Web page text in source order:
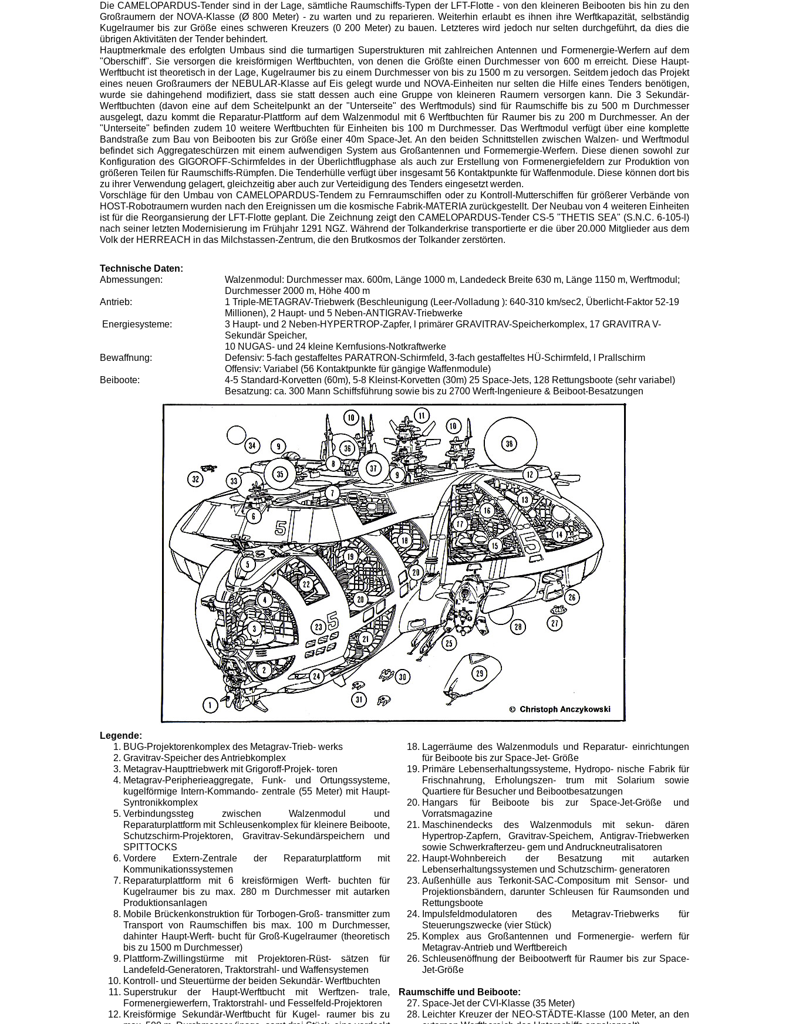
Die CAMELOPARDUS-Tender sind in der Lage, sämtliche Raumschiffs-Typen der LFT-Flotte - von den kleineren Beibooten bis hin zu den
Großraumern der NOVA-Klasse (Ø 800 Meter) - zu warten und zu reparieren. Weiterhin erlaubt es ihnen ihre Werftkapazität, selbständig
Kugelraumer bis zur Größe eines schweren Kreuzers (0 200 Meter) zu bauen. Letzteres wird jedoch nur selten durchgeführt, da dies die
übrigen Aktivitäten der Tender behindert.
Hauptmerkmale des erfolgten Umbaus sind die turmartigen Superstrukturen mit zahlreichen Antennen und Formenergie-Werfern auf dem
"Oberschiff". Sie versorgen die kreisförmigen Werftbuchten, von denen die Größte einen Durchmesser von 600 m erreicht. Diese Haupt-
Werftbucht ist theoretisch in der Lage, Kugelraumer bis zu einem Durchmesser von bis zu 1500 m zu versorgen. Seitdem jedoch das Projekt
eines neuen Großraumers der NEBULAR-Klasse auf Eis gelegt wurde und NOVA-Einheiten nur selten die Hilfe eines Tenders benötigen,
wurde sie dahingehend modifiziert, dass sie statt dessen auch eine Gruppe von kleineren Raumern versorgen kann. Die 3 Sekundär-
Werftbuchten (davon eine auf dem Scheitelpunkt an der "Unterseite" des Werftmoduls) sind für Raumschiffe bis zu 500 m Durchmesser
ausgelegt, dazu kommt die Reparatur-Plattform auf dem Walzenmodul mit 6 Werftbuchten für Raumer bis zu 200 m Durchmesser. An der
"Unterseite" befinden zudem 10 weitere Werftbuchten für Einheiten bis 100 m Durchmesser. Das Werftmodul verfügt über eine komplette
Bandstraße zum Bau von Beibooten bis zur Größe einer 40m Space-Jet. An den beiden Schnittstellen zwischen Walzen- und Werftmodul
befindet sich Aggregateschürzen mit einem aufwendigen System aus Großantennen und Formemergie-Werfern. Diese dienen sowohl zur
Konfiguration des GIGOROFF-Schirmfeldes in der Überlichtflugphase als auch zur Erstellung von Formenergiefeldern zur Produktion von
größeren Teilen für Raumschiffs-Rümpfen. Die Tenderhülle verfügt über insgesamt 56 Kontaktpunkte für Waffenmodule. Diese können dort bis
zu ihrer Verwendung gelagert, gleichzeitig aber auch zur Verteidigung des Tenders eingesetzt werden.
Vorschläge für den Umbau von CAMELOPARDUS-Tendem zu Fernraumschiffen oder zu Kontroll-Mutterschiffen für größerer Verbände von
HOST-Robotraumern wurden nach den Ereignissen um die kosmische Fabrik-MATERIA zurückgestellt. Der Neubau von 4 weiteren Einheiten
ist für die Reorgansierung der LFT-Flotte geplant. Die Zeichnung zeigt den CAMELOPARDUS-Tender CS-5 "THETIS SEA" (S.N.C. 6-105-l)
nach seiner letzten Modernisierung im Frühjahr 1291 NGZ. Während der Tolkanderkrise transportierte er die über 20.000 Mitglieder aus dem
Volk der HERREACH in das Milchstassen-Zentrum, die den Brutkosmos der Tolkander zerstörten.
Technische Daten:
Abmessungen:
Antrieb:
Energiesysteme:
Bewaffnung:
Beiboote:
Walzenmodul: Durchmesser max. 600m, Länge 1000 m, Landedeck Breite 630 m, Länge 1150 m, Werftmodul;
Durchmesser 2000 m, Höhe 400 m
1 Triple-METAGRAV-Triebwerk (Beschleunigung (Leer-/Volladung ): 640-310 km/sec2, Überlicht-Faktor 52-19
Millionen), 2 Haupt- und 5 Neben-ANTIGRAV-Triebwerke
3 Haupt- und 2 Neben-HYPERTROP-Zapfer, l primärer GRAVITRAV-Speicherkomplex, 17 GRAVITRA V-
Sekundär Speicher,
10 NUGAS- und 24 kleine Kernfusions-Notkraftwerke
Defensiv: 5-fach gestaffeltes PARATRON-Schirmfeld, 3-fach gestaffeltes HÜ-Schirmfeld, l Prallschirm
Offensiv: Variabel (56 Kontaktpunkte für gängige Waffenmodule)
4-5 Standard-Korvetten (60m), 5-8 Kleinst-Korvetten (30m) 25 Space-Jets, 128 Rettungsboote (sehr variabel)
Besatzung: ca. 300 Mann Schiffsführung sowie bis zu 2700 Werft-Ingenieure & Beiboot-Besatzungen
Legende:
BUG-Projektorenkomplex des Metagrav-Trieb- werks
Gravitrav-Speicher des Antriebkomplex
Metagrav-Haupttriebwerk mit Grigoroff-Projek- toren
Metagrav-Peripherieaggregate, Funk- und Ortungssysteme,
kugelförmige Intern-Kommando- zentrale (55 Meter) mit Haupt-
Syntronikkomplex
Verbindungssteg zwischen Walzenmodul und
Reparaturplattform mit Schleusenkomplex für kleinere Beiboote,
Schutzschirm-Projektoren, Gravitrav-Sekundärspeichern und
SPITTOCKS
Vordere Extern-Zentrale der Reparaturplattform mit
Kommunikationssystemen
Reparaturplattform mit 6 kreisförmigen Werft- buchten für
Kugelraumer bis zu max. 280 m Durchmesser mit autarken
Produktionsanlagen
Mobile Brückenkonstruktion für Torbogen-Groß- transmitter zum
Transport von Raumschiffen bis max. 100 m Durchmesser,
dahinter Haupt-Werft- bucht für Groß-Kugelraumer (theoretisch
bis zu 1500 m Durchmesser)
Plattform-Zwillingstürme mit Projektoren-Rüst- sätzen für
Landefeld-Generatoren, Traktorstrahl- und Waffensystemen
Kontroll- und Steuertürme der beiden Sekundär- Werftbuchten
Superstrukur der Haupt-Werftbucht mit Werftzen- trale,
Formenergiewerfern, Traktorstrahl- und Fesselfeld-Projektoren
Kreisförmige Sekundär-Werftbucht für Kugel- raumer bis zu
Lagerräume des Walzenmoduls und Reparatur- einrichtungen
für Beiboote bis zur Space-Jet- Größe
Primäre Lebenserhaltungssysteme, Hydropo- nische Fabrik für
Frischnahrung, Erholungszen- trum mit Solarium sowie
Quartiere für Besucher und Beibootbesatzungen
Hangars für Beiboote bis zur Space-Jet-Größe und
Vorratsmagazine
Maschinendecks des Walzenmoduls mit sekun- dären
Hypertrop-Zapfern, Gravitrav-Speichem, Antigrav-Triebwerken
sowie Schwerkrafterzeu- gem und Andruckneutralisatoren
Haupt-Wohnbereich der Besatzung mit autarken
Lebenserhaltungssystemen und Schutzschirm- generatoren
Außenhülle aus Terkonit-SAC-Compositum mit Sensor- und
Projektionsbändern, darunter Schleusen für Raumsonden und
Rettungsboote
Impulsfeldmodulatoren des Metagrav-Triebwerks für
Steuerungszwecke (vier Stück)
Komplex aus Großantennen und Formenergie- werfern für
Metagrav-Antrieb und Werftbereich
Schleusenöffnung der Beibootwerft für Raumer bis zur Space-
Jet-Größe
Raumschiffe und Beiboote:
Space-Jet der CVI-Klasse (35 Meter)
Leichter Kreuzer der NEO-STÄDTE-Klasse (100 Meter, an den